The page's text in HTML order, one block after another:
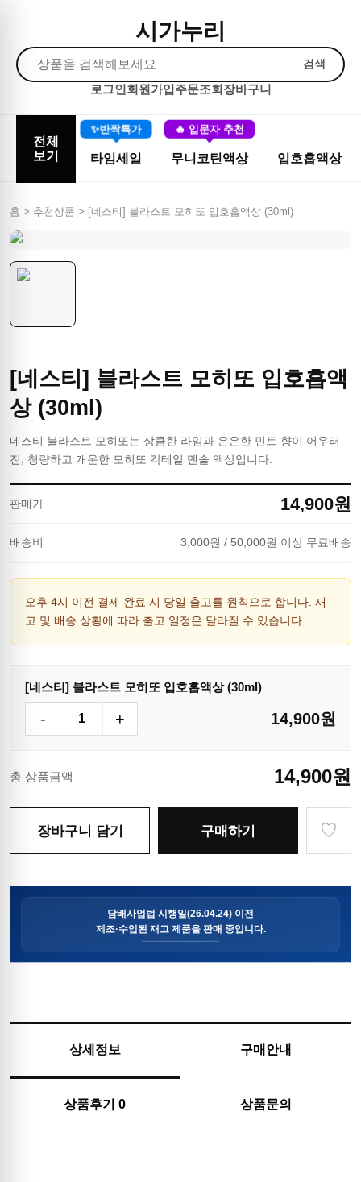
시가누리
검색
로그인회원가입주문조회장바구니
전체
보기
✨반짝특가
타임세일
🔥 입문자 추천
무니코틴액상 입호흡액상
홈 > 추천상품 > [네스티] 블라스트 모히또 입호흡액상 (30ml)
[네스티] 블라스트 모히또 입호흡액
상 (30ml)
네스티 블라스트 모히또는 상큼한 라임과 은은한 민트 향이 어우러
진, 청량하고 개운한 모히또 칵테일 멘솔 액상입니다.
판매가 14,900원
배송비 3,000원 / 50,000원 이상 무료배송
오후 4시 이전 결제 완료 시 당일 출고를 원칙으로 합니다. 재
고 및 배송 상황에 따라 출고 일정은 달라질 수 있습니다.
[네스티] 블라스트 모히또 입호흡액상 (30ml)
- + 14,900원
총 상품금액 14,900원
장바구니 담기 구매하기 ♡
상세정보 구매안내
상품후기 0 상품문의